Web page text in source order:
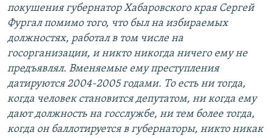
покушения губернатор Хабаровского края Сергей
Фургал помимо того, что был на избираемых
должностях, работал в том числе на
госорганизации, и никто никогда ничего ему не
предъявлял. Вменяемые ему преступления
датируются 2004-2005 годами. То есть ни тогда,
когда человек становится депутатом, ни когда ему
дают должность на госслужбе, ни тем более тогда,
когда он баллотируется в губернаторы, никто никак